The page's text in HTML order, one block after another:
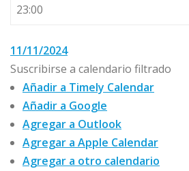
23:00
11/11/2024
Suscribirse a calendario filtrado
Añadir a Timely Calendar
Añadir a Google
Agregar a Outlook
Agregar a Apple Calendar
Agregar a otro calendario